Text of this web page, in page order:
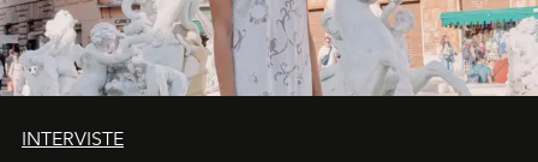
INTERVISTE